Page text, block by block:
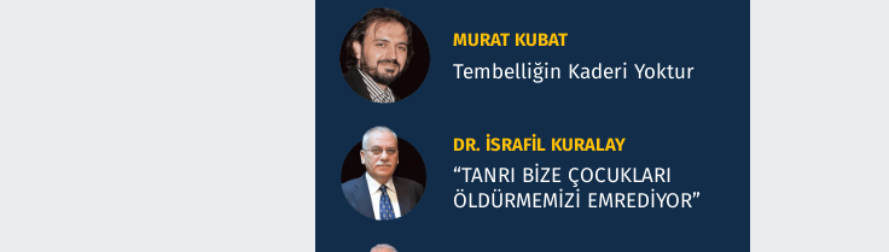
MURAT KUBAT
Tembelliğin Kaderi Yoktur
DR. İSRAFIL KURALAY
“TANRI BİZE ÇOCUKLARI
ÖLDÜRMEMİZİ EMREDİYOR”